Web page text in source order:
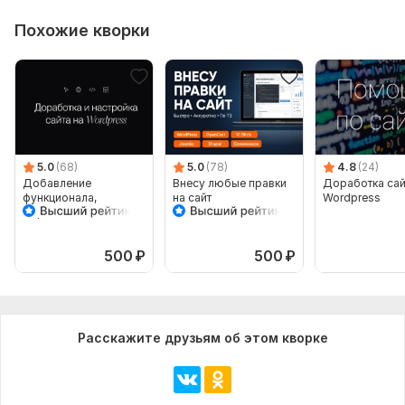
Фреймворк CSS: Без фреймворка
Объем услуги в кворке:
10 часов работы в течение 30
Похожие кворки
5.0 (68)
Добавление
функционала,
доработка и
500 ₽
5.0 (78)
Внесу любые правки
на сайт
500 ₽
4.8 (24)
Доработка
Wordpress
Расскажите друзьям об этом кворке